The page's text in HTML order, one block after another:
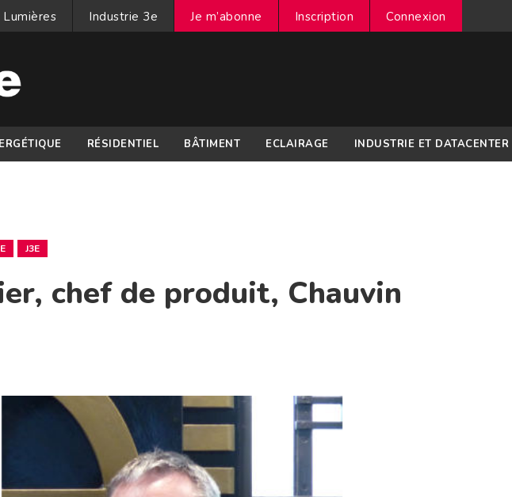
Lumières Industrie 3e Je m’abonne Inscription Connexion
RÉSIDENTIEL BÂTIMENT ECLAIRAGE INDUSTRIE ET DATACENTER
J3E
chef de produit, Chauvin